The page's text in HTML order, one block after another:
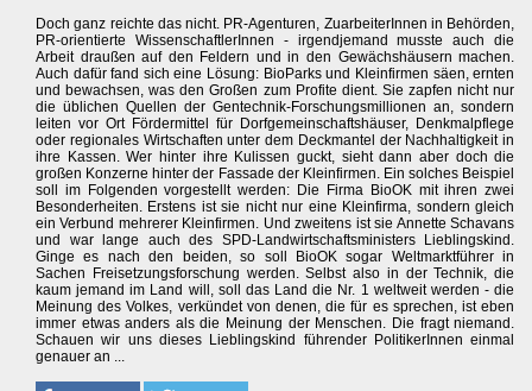
Doch ganz reichte das nicht. PR-Agenturen, ZuarbeiterInnen in Behörden,
PR-orientierte WissenschaftlerInnen - irgendjemand musste auch die
Arbeit draußen auf den Feldern und in den Gewächshäusern machen.
Auch dafür fand sich eine Lösung: BioParks und Kleinfirmen säen, ernten
und bewachsen, was den Großen zum Profite dient. Sie zapfen nicht nur
die üblichen Quellen der Gentechnik-Forschungsmillionen an, sondern
leiten vor Ort Fördermittel für Dorfgemeinschaftshäuser, Denkmalpflege
oder regionales Wirtschaften unter dem Deckmantel der Nachhaltigkeit in
ihre Kassen. Wer hinter ihre Kulissen guckt, sieht dann aber doch die
großen Konzerne hinter der Fassade der Kleinfirmen. Ein solches Beispiel
soll im Folgenden vorgestellt werden: Die Firma BioOK mit ihren zwei
Besonderheiten. Erstens ist sie nicht nur eine Kleinfirma, sondern gleich
ein Verbund mehrerer Kleinfirmen. Und zweitens ist sie Annette Schavans
und war lange auch des SPD-Landwirtschaftsministers Lieblingskind.
Ginge es nach den beiden, so soll BioOK sogar Weltmarktführer in
Sachen Freisetzungsforschung werden. Selbst also in der Technik, die
kaum jemand im Land will, soll das Land die Nr. 1 weltweit werden - die
Meinung des Volkes, verkündet von denen, die für es sprechen, ist eben
immer etwas anders als die Meinung der Menschen. Die fragt niemand.
Schauen wir uns dieses Lieblingskind führender PolitikerInnen einmal
genauer an ...